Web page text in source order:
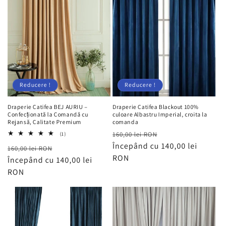
Reducere !
Draperie Catifea BEJ AURIU –
Confecționată la Comandă cu
Rejansă, Calitate Premium
(1)1
Preț
obișnuit
160,00 lei RON
redus
Începând cu 140,00 lei
RON
Reducere !
Draperie Catifea Blackout 100%
culoare Albastru Imperial, croita la
comanda
Preț
obișnuit
160,00 lei RON
redus
Începând cu 140,00 lei
RON